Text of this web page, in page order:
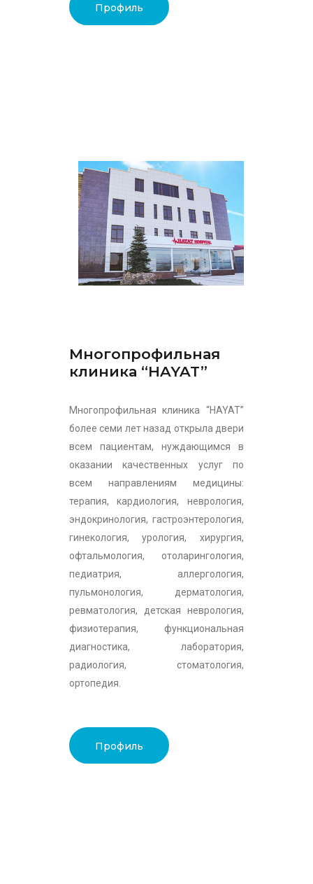
Профиль
Многопрофильная
клиника “HAYAT”
Многопрофильная клиника “HAYAT”
более семи лет назад открыла двери
всем пациентам, нуждающимся в
оказании качественных услуг по
всем направлениям медицины:
терапия, кардиология, неврология,
эндокринология, гастроэнтерология,
гинекология, урология, хирургия,
офтальмология, отоларингология,
педиатрия, аллергология,
пульмонология, дерматология,
ревматология, детская неврология,
физиотерапия, функциональная
диагностика, лаборатория,
радиология, стоматология,
ортопедия.
Профиль